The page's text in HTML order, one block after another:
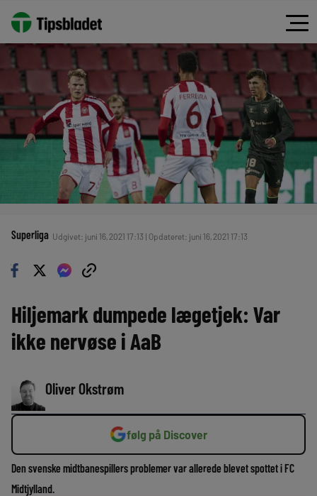
Superliga Udgivet: juni 16, 2021 17:13 | Opdateret: juni 16, 2021 17:13
Hiljemark dumpede lægetjek: Var
ikke nervøse i AaB
Oliver Okstrøm
følg på Discover
Den svenske midtbanespillers problemer var allerede blevet spottet i FC
Midtjylland.